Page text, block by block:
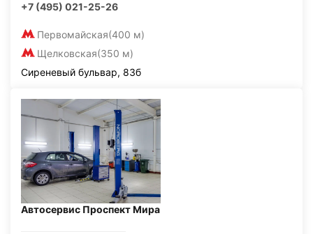
+7 (495) 021-25-26
Первомайская(400 м)
Щелковская(350 м)
Сиреневый бульвар, 83б
Автосервис Проспект Мира